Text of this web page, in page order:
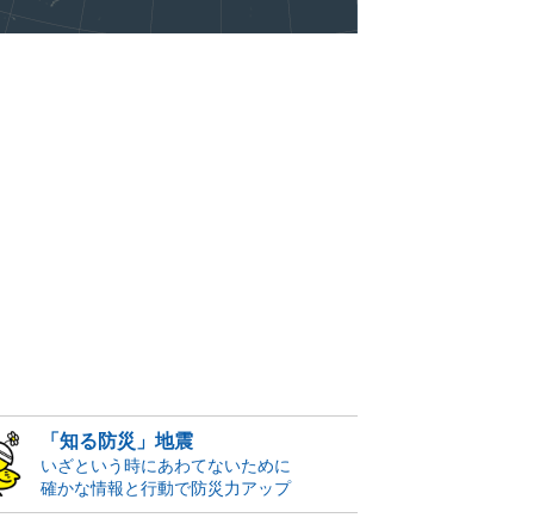
「知る防災」地震
いざという時にあわてないために
確かな情報と行動で防災力アップ